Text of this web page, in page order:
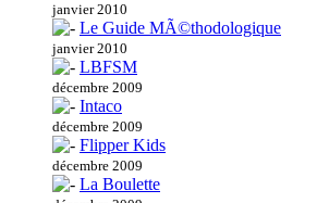
janvier 2010
Le Guide MÃ©thodologique
janvier 2010
LBFSM
décembre 2009
Intaco
décembre 2009
Flipper Kids
décembre 2009
La Boulette